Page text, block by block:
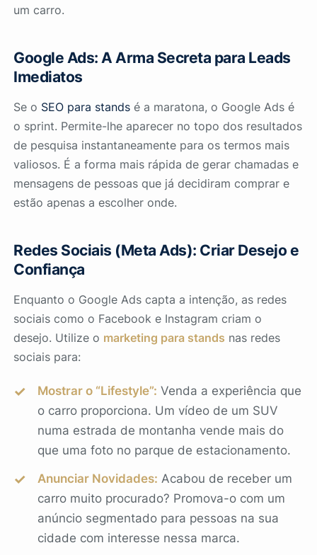
um carro.
Google Ads: A Arma Secreta para Leads
Imediatos
Se o SEO para stands é a maratona, o Google Ads é
o sprint. Permite-lhe aparecer no topo dos resultados
de pesquisa instantaneamente para os termos mais
valiosos. É a forma mais rápida de gerar chamadas e
mensagens de pessoas que já decidiram comprar e
estão apenas a escolher onde.
Redes Sociais (Meta Ads): Criar Desejo e
Confiança
Enquanto o Google Ads capta a intenção, as redes
sociais como o Facebook e Instagram criam o
desejo. Utilize o marketing para stands nas redes
sociais para:
Mostrar o “Lifestyle”: Venda a experiência que
o carro proporciona. Um vídeo de um SUV
numa estrada de montanha vende mais do
que uma foto no parque de estacionamento.
Anunciar Novidades: Acabou de receber um
carro muito procurado? Promova-o com um
anúncio segmentado para pessoas na sua
cidade com interesse nessa marca.